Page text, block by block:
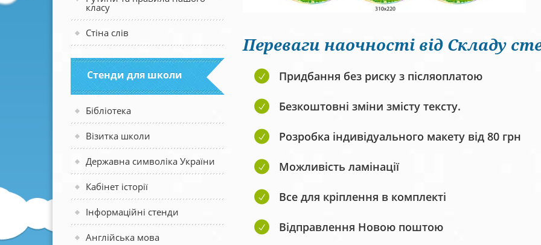
класу
Стіна слів
Стенди для школи
Бібліотека
Візитка школи
Державна символіка України
Кабінет історії
Інформаційні стенди
Англійська мова
Переваги наочності від Складу
Придбання без риску з післяоплатою
Безкоштовні зміни змісту тексту.
Розробка індивідуального макету від 80 грн
Можливість ламінації
Все для кріплення в комплекті
Відправлення Новою поштою